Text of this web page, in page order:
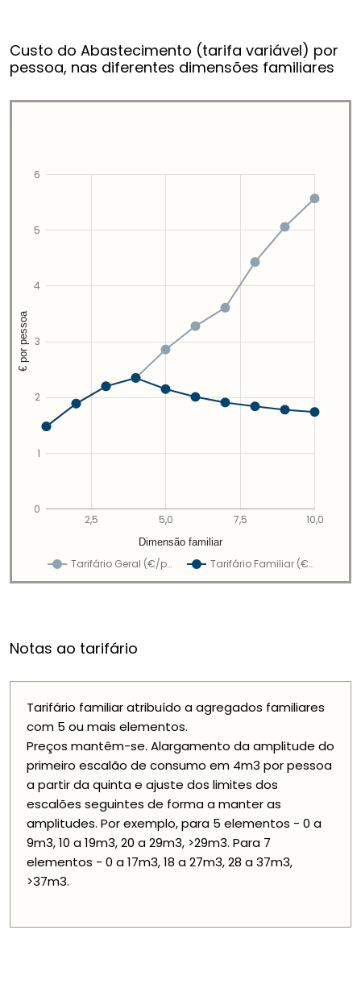
Custo do Abastecimento (tarifa variável) por
pessoa, nas diferentes dimensões familiares
Tarifário Geral (€/p… Tarifário Familiar (€…
2,5 5,0 7,5 10,0
0
1
2
3
4
5
6
Dimensão familiar
€ por pessoa
Notas ao tarifário
Tarifário familiar atribuído a agregados familiares
com 5 ou mais elementos.
Preços mantêm-se. Alargamento da amplitude do
primeiro escalão de consumo em 4m3 por pessoa
a partir da quinta e ajuste dos limites dos
escalões seguintes de forma a manter as
amplitudes. Por exemplo, para 5 elementos - 0 a
9m3, 10 a 19m3, 20 a 29m3, >29m3. Para 7
elementos - 0 a 17m3, 18 a 27m3, 28 a 37m3,
>37m3.